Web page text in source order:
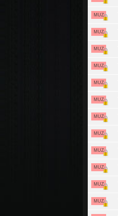
MUZ
MUZ
MUZ
MUZ
MUZ
MUZ
MUZ
MUZ
MUZ
MUZ
MUZ
MUZ